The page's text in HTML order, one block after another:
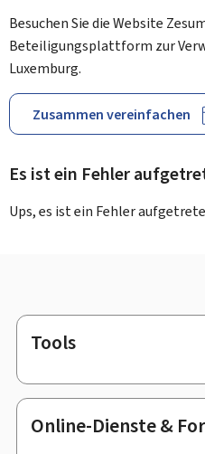
Besuchen Sie die Website
Beteiligungsplattform zur
Luxemburg.
Zusammen vereinfachen
Es ist ein Fehler
Ups, es ist ein Fehler
Footer
Tools
Online-Dienste &